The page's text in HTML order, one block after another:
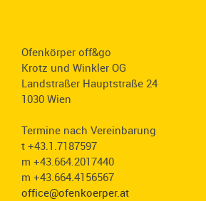
Ofenkörper off&go
Krotz und Winkler OG
Landstraßer Hauptstraße 24
1030 Wien
Termine nach Vereinbarung
t +43.1.7187597
m +43.664.2017440
m +43.664.4156567
office@ofenkoerper.at